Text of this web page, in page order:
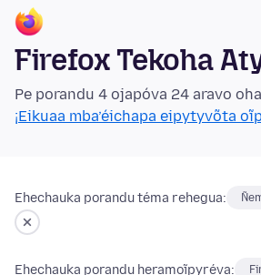
Firefox Tekoha
Pe porandu 4 ojapóva 24 aravo
¡Eikuaa mba’éichapa eipytyvõta
Ehechauka porandu téma rehegua:
Ehechauka porandu heramoĩpyréva: